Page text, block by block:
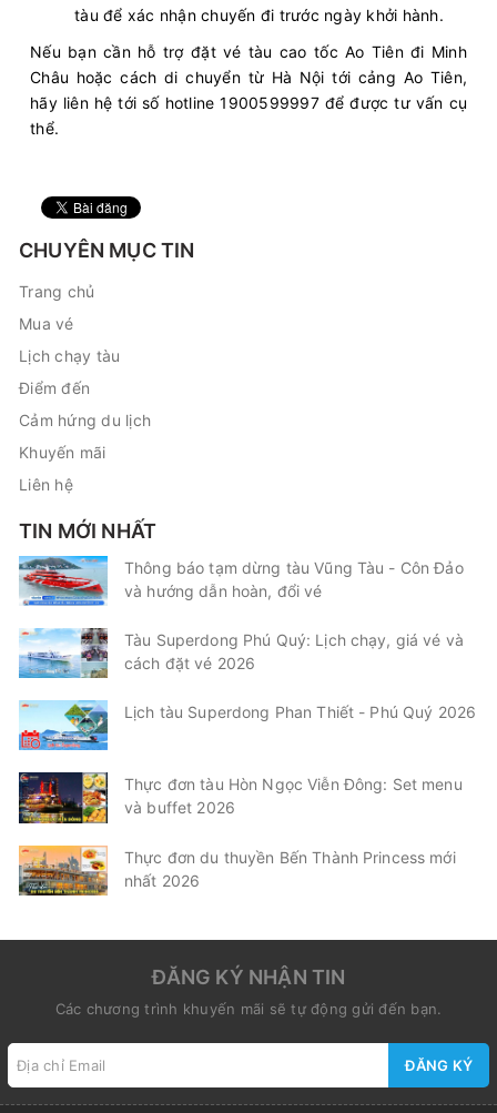
tàu để xác nhận chuyến đi trước ngày khởi hành.
Nếu bạn cần hỗ trợ đặt vé tàu cao tốc Ao Tiên đi Minh
Châu hoặc cách di chuyển từ Hà Nội tới cảng Ao Tiên,
hãy liên hệ tới số hotline 1900599997 để được tư vấn cụ
thể.
CHUYÊN MỤC TIN
Trang chủ
Mua vé
Lịch chạy tàu
Điểm đến
Cảm hứng du lịch
Khuyến mãi
Liên hệ
TIN MỚI NHẤT
Thông báo tạm dừng tàu Vũng Tàu - Côn Đảo
và hướng dẫn hoàn, đổi vé
Tàu Superdong Phú Quý: Lịch chạy, giá vé và
cách đặt vé 2026
Lịch tàu Superdong Phan Thiết - Phú Quý 2026
Thực đơn tàu Hòn Ngọc Viễn Đông: Set menu
và buffet 2026
Thực đơn du thuyền Bến Thành Princess mới
nhất 2026
ĐĂNG KÝ NHẬN TIN
Các chương trình khuyến mãi sẽ tự động gửi đến bạn.
ĐĂNG KÝ